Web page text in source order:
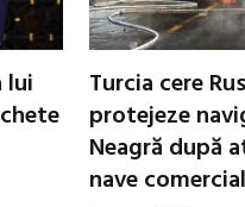
lui
Turcia cere
protejeze
Neagră după
nave